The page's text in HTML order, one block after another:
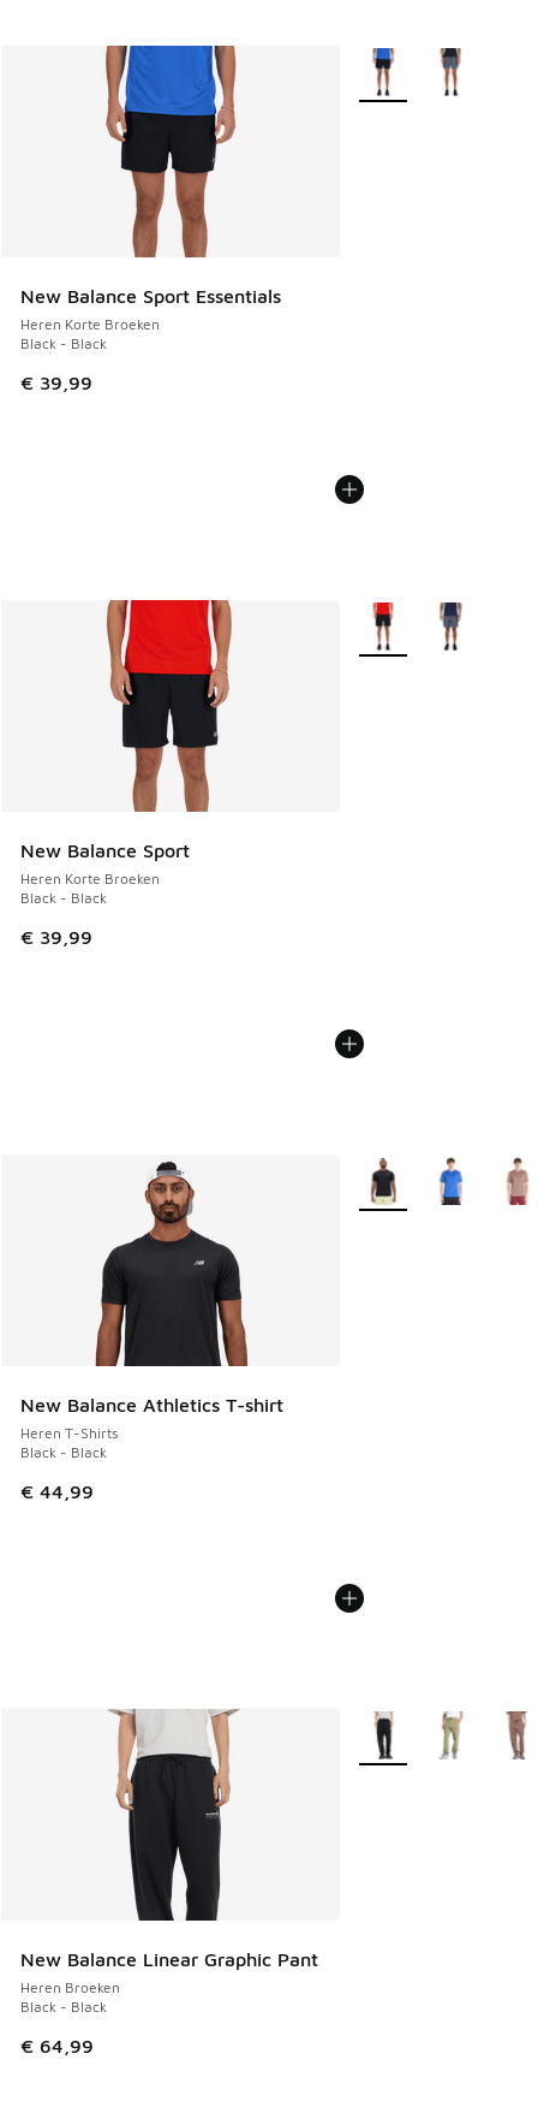
New Balance Sport Essentials
Heren Korte Broeken
Black - Black
€ 39,99
Meer kleuren
New Balance Sport
Heren Korte Broeken
Black - Black
€ 39,99
Meer kleuren
New Balance Athletics T-shirt
Heren T-Shirts
Black - Black
€ 44,99
Meer kleuren
New Balance Linear Graphic Pant
Heren Broeken
Black - Black
€ 64,99
Meer kleuren